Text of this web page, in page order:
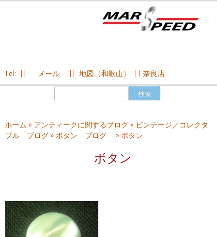
ン
ツ
Tel: メール 地図（和歌山） 奈良店
ホーム » アンティークに関するブログ» ビンテージ／コレクタ
ブル ブログ» ボタン ブログ » ボタン
ボタン